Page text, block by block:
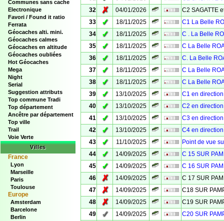
Communes sans cache
Electronique
Favori / Found it ratio
Ferrata
Géocaches alti. mini.
Géocaches calmes
Géocaches en altitude
Géocaches oubliées
Hot Géocaches
Mega
Night
Serial
Suggestion attributs
Top commune Tradi
Top département
Ancêtre par département
Top ville
Trail
Voie Verte
Villes
France
Lyon
Marseille
Paris
Toulouse
Europe
Amsterdam
Barcelone
Berlin
32
✗ 04/01/2026
C2 SAGATTE
33
✓ 18/11/2025
C1 La Belle
34
✓ 18/11/2025
C . La Belle
35
✓ 18/11/2025
C La Belle
36
✓ 18/11/2025
C. La Belle
37
✓ 18/11/2025
C La Belle
38
✓ 18/11/2025
C La Belle
39
✓ 13/10/2025
C1 en
40
✓ 13/10/2025
C2 en
41
✓ 13/10/2025
C3 en
42
✓ 13/10/2025
C4 en
43
✓ 11/10/2025
Point de vue
44
✓ 14/09/2025
C 15 SUR
45
✓ 14/09/2025
C 16 SUR
46
✗ 14/09/2025
C 17 SUR
47
✗ 14/09/2025
C18 SUR
48
✗ 14/09/2025
C19 SUR
49
✓ 14/09/2025
C20 SUR